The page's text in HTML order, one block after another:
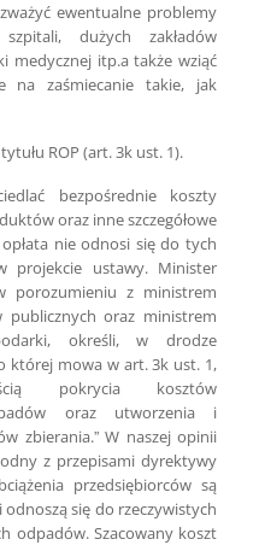
ewentualne problemy
dużych zakładów
medycznej itp.a także wziąć
na zaśmiecanie takie, jak
ROP (art. 3k ust. 1).
bezpośrednie koszty
oraz inne szczegółowe
nie odnosi się do tych
projekcie ustawy. Minister
porozumieniu z ministrem
publicznych oraz ministrem
określi, w drodze
której mowa w art. 3k ust. 1,
pokrycia kosztów
oraz utworzenia i
zbierania.” W naszej opinii
z przepisami dyrektywy
przedsiębiorców są
się do rzeczywistych
odpadów. Szacowany koszt